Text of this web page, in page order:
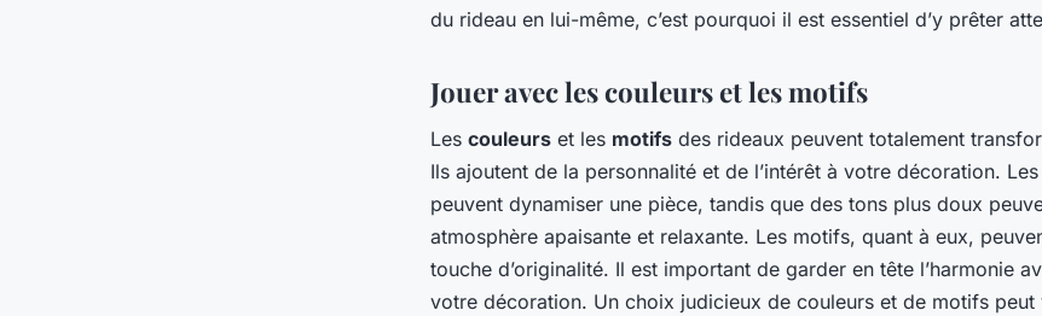
du rideau en lui-même, c’est pourquoi il est essentiel d’y prêter
Jouer avec les couleurs et les motifs
Les couleurs et les motifs des rideaux peuvent totalement
Ils ajoutent de la personnalité et de l’intérêt à votre décoration.
peuvent dynamiser une pièce, tandis que des tons plus doux
atmosphère apaisante et relaxante. Les motifs, quant à eux,
touche d’originalité. Il est important de garder en tête l’harmonie
votre décoration. Un choix judicieux de couleurs et de motifs peut